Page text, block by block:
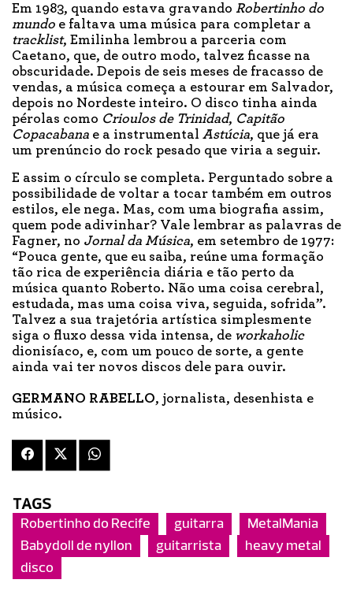
Em 1983, quando estava gravando Robertinho do
mundo e faltava uma música para completar a
tracklist, Emilinha lembrou a parceria com
Caetano, que, de outro modo, talvez ficasse na
obscuridade. Depois de seis meses de fracasso de
vendas, a música começa a estourar em Salvador,
depois no Nordeste inteiro. O disco tinha ainda
pérolas como Crioulos de Trinidad, Capitão
Copacabana e a instrumental Astúcia, que já era
um prenúncio do rock pesado que viria a seguir.
E assim o círculo se completa. Perguntado sobre a
possibilidade de voltar a tocar também em outros
estilos, ele nega. Mas, com uma biografia assim,
quem pode adivinhar? Vale lembrar as palavras de
Fagner, no Jornal da Música, em setembro de 1977:
“Pouca gente, que eu saiba, reúne uma formação
tão rica de experiência diária e tão perto da
música quanto Roberto. Não uma coisa cerebral,
estudada, mas uma coisa viva, seguida, sofrida”.
Talvez a sua trajetória artística simplesmente
siga o fluxo dessa vida intensa, de workaholic
dionisíaco, e, com um pouco de sorte, a gente
ainda vai ter novos discos dele para ouvir.
GERMANO RABELLO, jornalista, desenhista e
músico.
TAGS
Robertinho do Recife guitarra
MetalMania
Babydoll de nyllon
guitarrista
heavy metal
disco